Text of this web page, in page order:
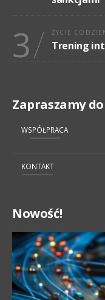
3 ŻYCIE
Trening
Zapraszamy
WSPÓŁPRACA
KONTAKT
Nowość!